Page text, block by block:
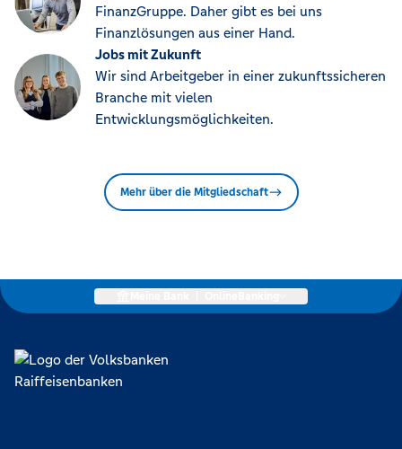
FinanzGruppe. Daher gibt es bei uns
Finanzlösungen aus einer Hand.
Jobs mit Zukunft
Wir sind Arbeitgeber in einer zukunftssicheren
Branche mit vielen
Entwicklungsmöglichkeiten.
Mehr über die Mitgliedschaft